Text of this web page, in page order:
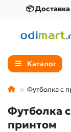
📦
Каталог
Футболка с
Футболка
принтом